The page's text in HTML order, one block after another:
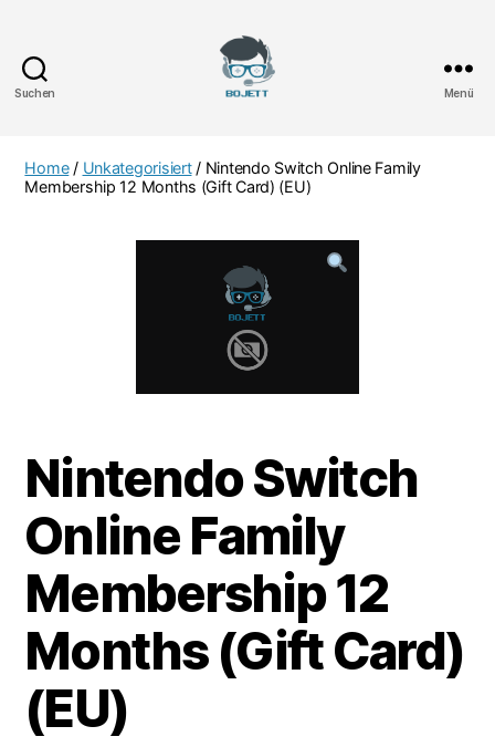
Suchen Menü
Home/ Unkategorisiert/ Nintendo Switch Online Family
Membership 12 Months (Gift Card) (EU)
Nintendo Switch
Online Family
Membership 12
Months (Gift Card)
(EU)